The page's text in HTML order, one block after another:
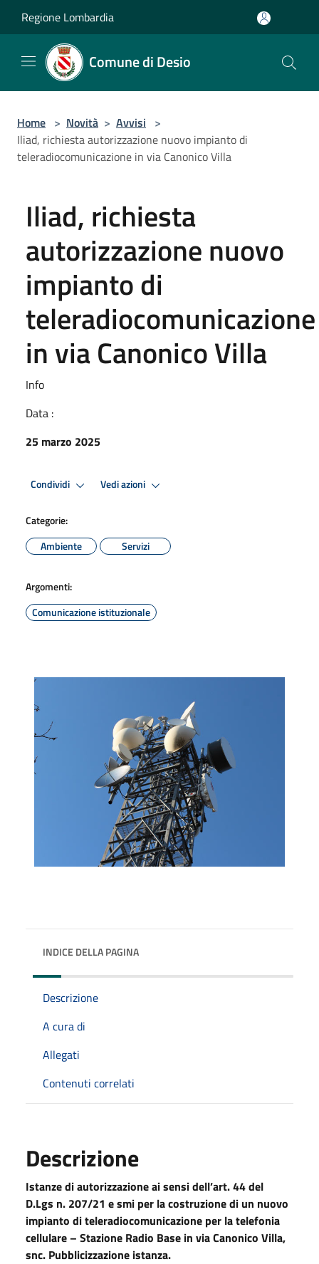
Regione Lombardia
Comune di Desio
Home > Novità > Avvisi >
Iliad, richiesta autorizzazione nuovo impianto di
teleradiocomunicazione in via Canonico Villa
Iliad, richiesta
autorizzazione nuovo
impianto di
teleradiocomunicazione
in via Canonico Villa
Info
Data :
25 marzo 2025
Condividi Vedi azioni
Categorie:
Ambiente
Servizi
Argomenti:
Comunicazione istituzionale
INDICE DELLA PAGINA
Descrizione
A cura di
Allegati
Contenuti correlati
Descrizione
Istanze di autorizzazione ai sensi dell’art. 44 del
D.Lgs n. 207/21 e smi per la costruzione di un nuovo
impianto di teleradiocomunicazione per la telefonia
cellulare – Stazione Radio Base in via Canonico Villa,
snc. Pubblicizzazione istanza.